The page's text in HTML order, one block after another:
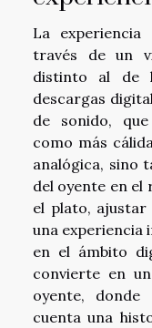
La
través de un
distinto al de
descargas
de sonido,
como más
analógica, sino
del oyente en el
el plato,
una experiencia
en el ámbito
convierte en
oyente,
cuenta una